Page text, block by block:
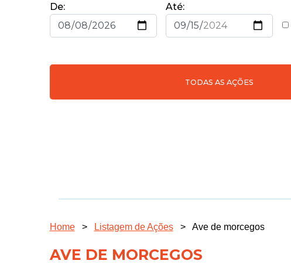
De:
Até:
TODAS AS AÇÕES
Home > Listagem de Ações > Ave de morcegos
AVE DE MORCEGOS